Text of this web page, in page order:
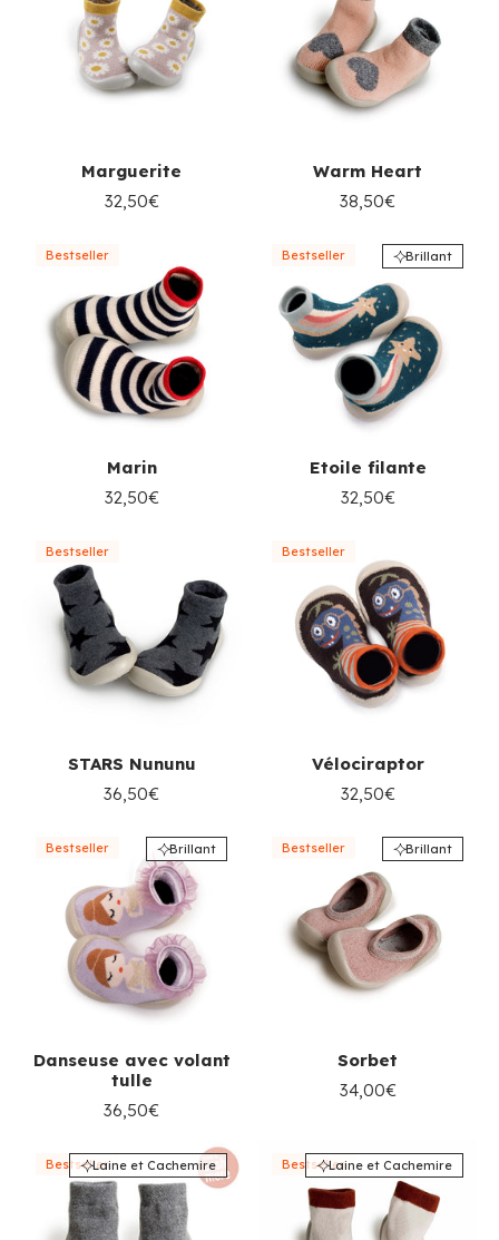
Marguerite
32,50€
Warm Heart
38,50€
Bestseller
Marin
32,50€
Bestseller Brillant
Etoile filante
32,50€
Bestseller
STARS Nununu
36,50€
Bestseller
Vélociraptor
32,50€
Bestseller Brillant
Danseuse avec volant
tulle
36,50€
Bestseller Brillant
Sorbet
34,00€
BestsellerLaine et Cachemire BestsellerLaine et Cachemire